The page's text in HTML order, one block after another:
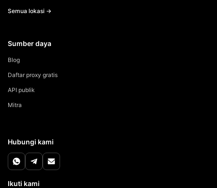
Semua lokasi →
Sumber daya
Blog
Daftar proxy gratis
API publik
Mitra
Hubungi kami
Ikuti kami